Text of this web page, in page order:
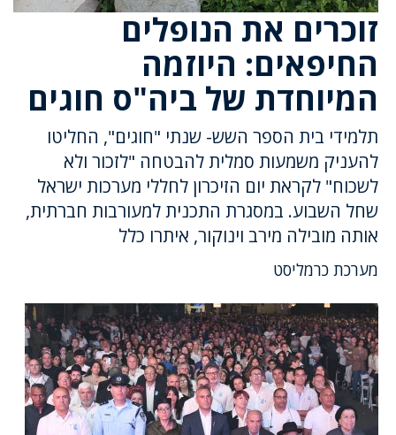
זוכרים את הנופלים
החיפאים: היוזמה
המיוחדת של ביה"ס חוגים
תלמידי בית הספר השש- שנתי "חוגים", החליטו
להעניק משמעות סמלית להבטחה "לזכור ולא
לשכוח" לקראת יום הזיכרון לחללי מערכות ישראל
שחל השבוע. במסגרת התכנית למעורבות חברתית,
אותה מובילה מירב וינוקור, איתרו כלל
מערכת כרמליסט